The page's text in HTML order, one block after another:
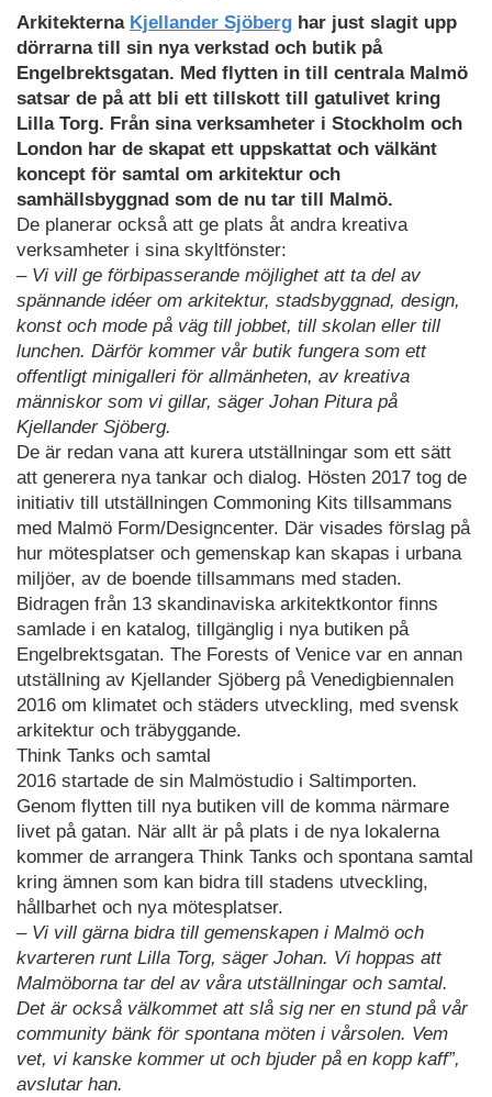
Arkitekterna Kjellander Sjöberg har just slagit upp
dörrarna till sin nya verkstad och butik på
Engelbrektsgatan. Med flytten in till centrala Malmö
satsar de på att bli ett tillskott till gatulivet kring
Lilla Torg. Från sina verksamheter i Stockholm och
London har de skapat ett uppskattat och välkänt
koncept för samtal om arkitektur och
samhällsbyggnad som de nu tar till Malmö.
De planerar också att ge plats åt andra kreativa
verksamheter i sina skyltfönster:
– Vi vill ge förbipasserande möjlighet att ta del av
spännande idéer om arkitektur, stadsbyggnad, design,
konst och mode på väg till jobbet, till skolan eller till
lunchen. Därför kommer vår butik fungera som ett
offentligt minigalleri för allmänheten, av kreativa
människor som vi gillar, säger Johan Pitura på
Kjellander Sjöberg.
De är redan vana att kurera utställningar som ett sätt
att generera nya tankar och dialog. Hösten 2017 tog de
initiativ till utställningen Commoning Kits tillsammans
med Malmö Form/Designcenter. Där visades förslag på
hur mötesplatser och gemenskap kan skapas i urbana
miljöer, av de boende tillsammans med staden.
Bidragen från 13 skandinaviska arkitektkontor finns
samlade i en katalog, tillgänglig i nya butiken på
Engelbrektsgatan. The Forests of Venice var en annan
utställning av Kjellander Sjöberg på Venedigbiennalen
2016 om klimatet och städers utveckling, med svensk
arkitektur och träbyggande.
Think Tanks och samtal
2016 startade de sin Malmöstudio i Saltimporten.
Genom flytten till nya butiken vill de komma närmare
livet på gatan. När allt är på plats i de nya lokalerna
kommer de arrangera Think Tanks och spontana samtal
kring ämnen som kan bidra till stadens utveckling,
hållbarhet och nya mötesplatser.
– Vi vill gärna bidra till gemenskapen i Malmö och
kvarteren runt Lilla Torg, säger Johan. Vi hoppas att
Malmöborna tar del av våra utställningar och samtal.
Det är också välkommet att slå sig ner en stund på vår
community bänk för spontana möten i vårsolen. Vem
vet, vi kanske kommer ut och bjuder på en kopp kaff”,
avslutar han.